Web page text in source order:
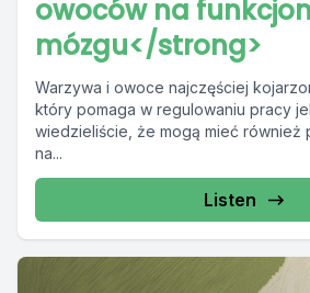
owoców na
mózgu</strong>
Warzywa i owoce najczęściej
który pomaga w regulowaniu pracy
wiedzieliście, że mogą mieć również
na...
Listen